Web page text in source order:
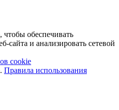
обеспечивать
сайта и анализировать сетевой
cookie
Правила использования